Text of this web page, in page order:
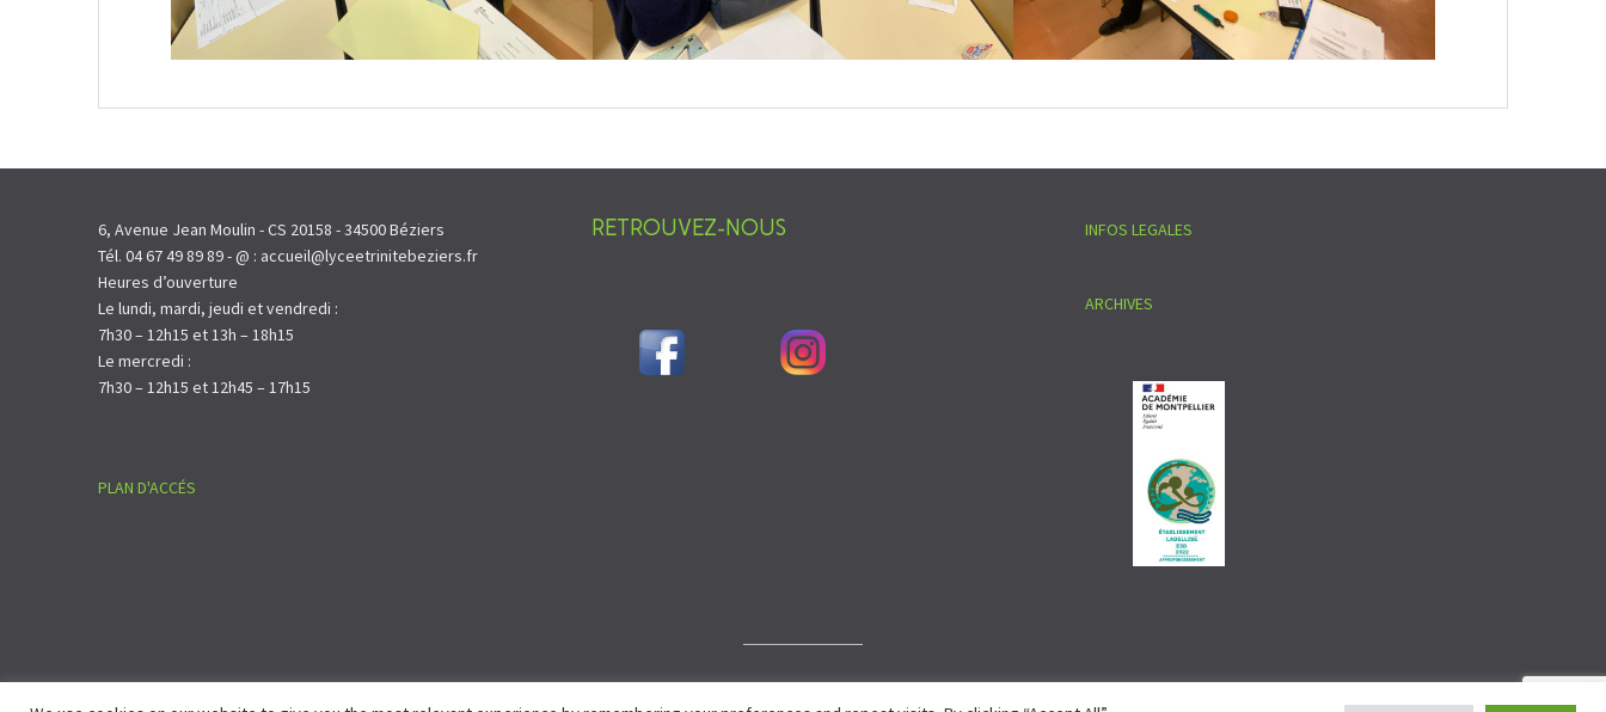
6, Avenue Jean Moulin - CS 20158 - 34500 Béziers
Tél. 04 67 49 89 89 - @ : accueil@lyceetrinitebeziers.fr
Heures d’ouverture
Le lundi, mardi, jeudi et vendredi :
7h30 – 12h15 et 13h – 18h15
Le mercredi :
7h30 – 12h15 et 12h45 – 17h15
PLAN D'ACCÉS
RETROUVEZ-NOUS INFOS LEGALES
ARCHIVES